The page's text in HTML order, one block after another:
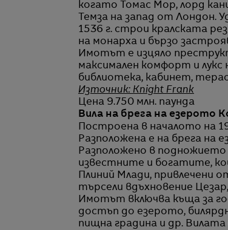
когато Томас Мор, лорд
Темза на запад от Лондон.
1536 г. строи кралската
на монарха и бързо
Имотът е изцяло
максимален комфорт и лукс
библиотека, кабинет,
Източник: Knight Frank
Цена 9.750 млн. паунда
Вила на брега на езерото
Построена в началото на
Разположена е на брега на
Разположено в
известните и богатите,
Плиний Млади, привлечени
търсели вдъхновение
Имотът включва къща за
достъп до езерото,
пищна градина и др.